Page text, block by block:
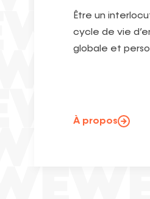
Être un
cycle de vie
globale et
À propos